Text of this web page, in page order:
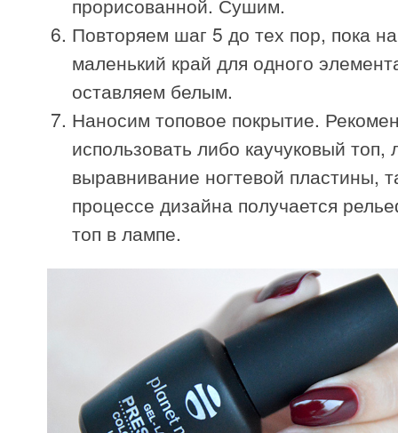
прорисованной. Сушим.
Повторяем шаг 5 до тех пор, пока
маленький край для одного
оставляем белым.
Наносим топовое покрытие.
использовать либо каучуковый топ,
выравнивание ногтевой пластины,
процессе дизайна получается
топ в лампе.